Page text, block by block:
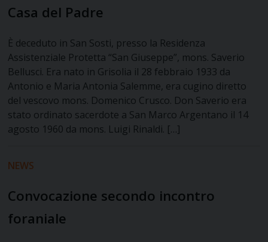
Casa del Padre
È deceduto in San Sosti, presso la Residenza
Assistenziale Protetta “San Giuseppe”, mons. Saverio
Bellusci. Era nato in Grisolia il 28 febbraio 1933 da
Antonio e Maria Antonia Salemme, era cugino diretto
del vescovo mons. Domenico Crusco. Don Saverio era
stato ordinato sacerdote a San Marco Argentano il 14
agosto 1960 da mons. Luigi Rinaldi. […]
NEWS
Convocazione secondo incontro
foraniale